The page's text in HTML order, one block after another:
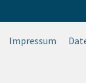
Impressum